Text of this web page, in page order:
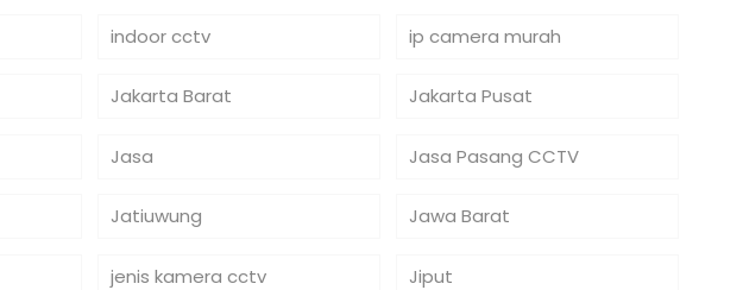
indoor cctv ip camera murah
Jakarta Barat Jakarta Pusat
Jasa Jasa Pasang CCTV
Jatiuwung Jawa Barat
jenis kamera cctv Jiput